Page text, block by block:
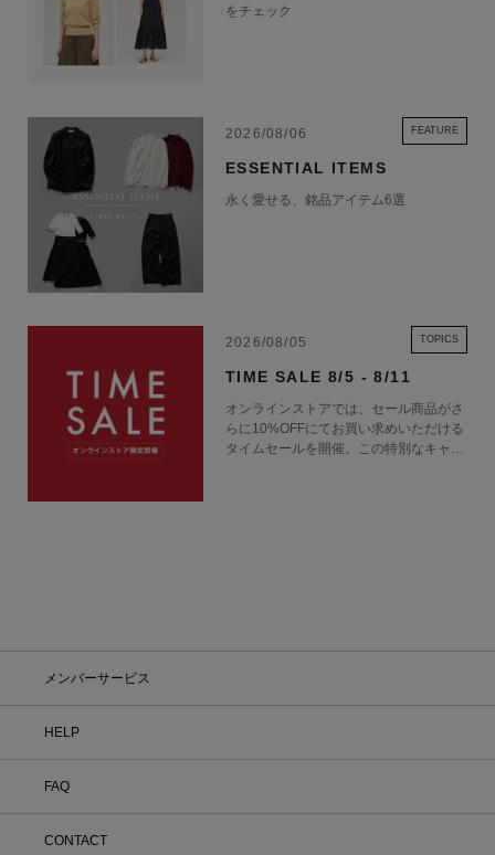
をチェック
2026/08/06 FEATURE
ESSENTIAL ITEMS
永く愛せる、銘品アイテム6選
2026/08/05 TOPICS
TIME SALE 8/5 - 8/11
オンラインストアでは、セール商品がさ
らに10%OFFにてお買い求めいただける
タイムセールを開催。この特別なキャン
メンバーサービス
HELP
FAQ
CONTACT